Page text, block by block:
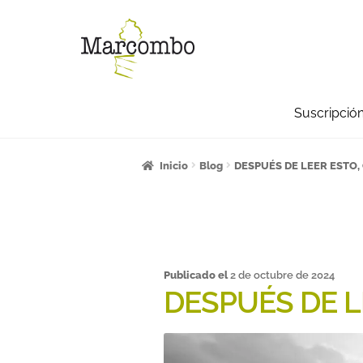
Inicio¡Bienvenido al apartado para
Sumate a la comunidad Artcombo
Inicio Blog DESPUÉS DE LEER
Publicado el 2 de octubre de 2024
DESPUÉS DE